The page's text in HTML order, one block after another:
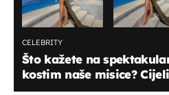
CELEBRITY
Što kažete na
kostim naše misice?